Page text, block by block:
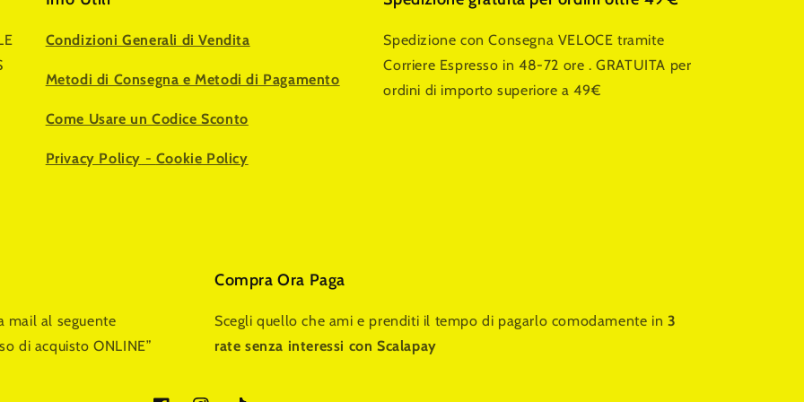
Condizioni Generali di Vendita
Metodi di Consegna e Metodi di Pagamento
Come Usare un Codice Sconto
Privacy Policy - Cookie Policy
Spedizione con Consegna VELOCE tramite
Corriere Espresso in 48-72 ore . GRATUITA per
ordini di importo superiore a 49€
mail al seguente
di acquisto ONLINE”
Compra Ora Paga
Scegli quello che ami e prenditi il tempo di pagarlo comodamente in 3
rate senza interessi con Scalapay